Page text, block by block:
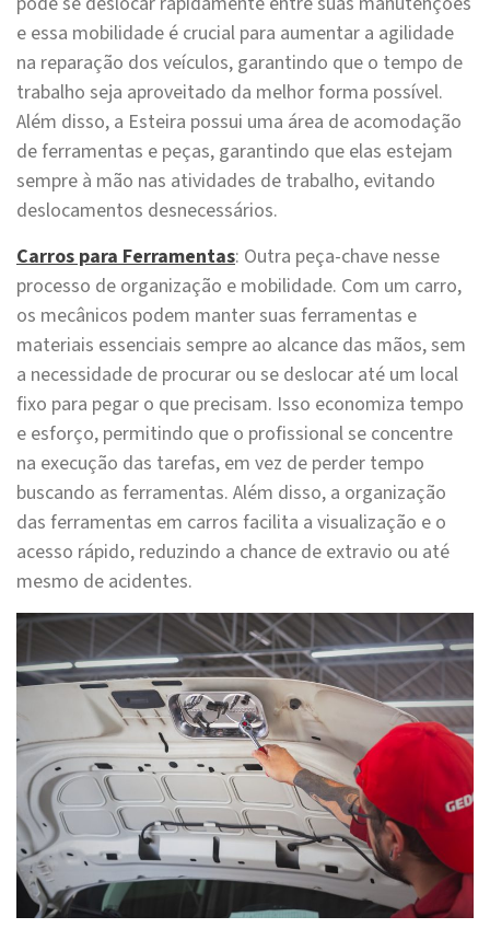
e essa mobilidade é crucial para aumentar a agilidade
na reparação dos veículos, garantindo que o tempo de
trabalho seja aproveitado da melhor forma possível.
Além disso, a Esteira possui uma área de acomodação
de ferramentas e peças, garantindo que elas estejam
sempre à mão nas atividades de trabalho, evitando
deslocamentos desnecessários.
Carros para Ferramentas: Outra peça-chave nesse
processo de organização e mobilidade. Com um carro,
os mecânicos podem manter suas ferramentas e
materiais essenciais sempre ao alcance das mãos, sem
a necessidade de procurar ou se deslocar até um local
fixo para pegar o que precisam. Isso economiza tempo
e esforço, permitindo que o profissional se concentre
na execução das tarefas, em vez de perder tempo
buscando as ferramentas. Além disso, a organização
das ferramentas em carros facilita a visualização e o
acesso rápido, reduzindo a chance de extravio ou até
mesmo de acidentes.